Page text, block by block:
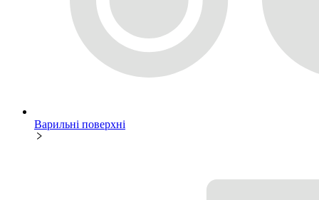
Варильні поверхні